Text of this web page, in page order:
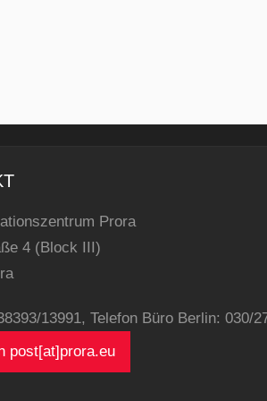
Prora
4 (Block III)
13991, Telefon Büro Berlin: 030/
post[at]prora.eu